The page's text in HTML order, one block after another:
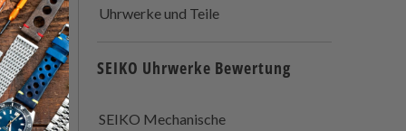
Uhrwerke und Teile
SEIKO Uhrwerke Bewertung
SEIKO Mechanische